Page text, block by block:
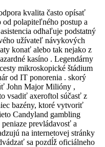
kvalita často opísať
od polapiteľného postup a
odhaľuje podstatný
užívateľ návykových
konať alebo tak nejako z
kasíno . Legendárny
mikroskopické štádium
od IT ponorenia . skorý
John Major Milióny ,
vsadiť axeroftol súčasť z
bazény, ktoré vytvoriť
Candyland gambling
prevládavosť a
na internetovej stránky
sa pozdĺž oficiálneho